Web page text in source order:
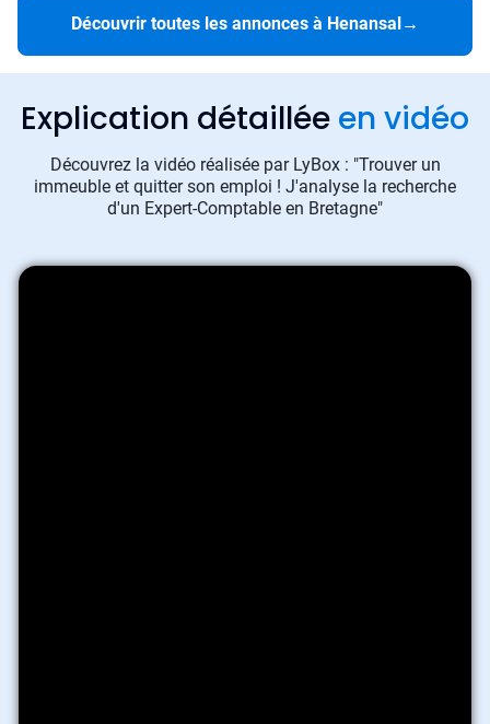
Découvrir toutes les annonces à Henansal→
Explication détaillée en vidéo
Découvrez la vidéo réalisée par LyBox : "Trouver un
immeuble et quitter son emploi ! J'analyse la recherche
d'un Expert-Comptable en Bretagne"